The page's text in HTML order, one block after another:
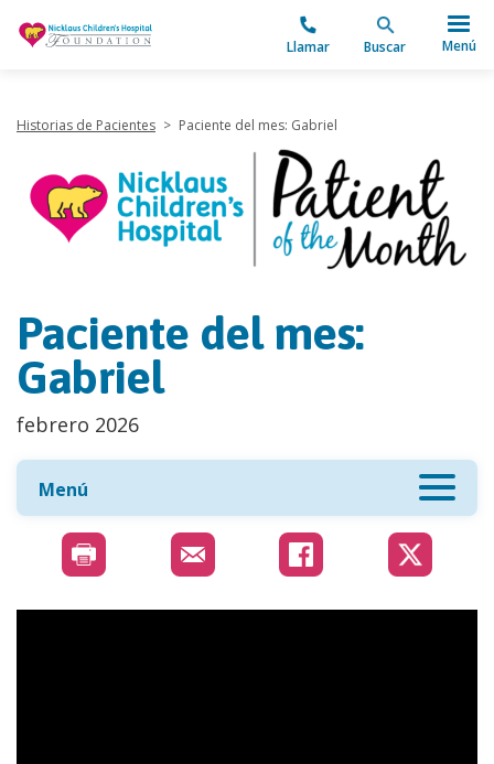
Llamar Buscar Menú
Historias de Pacientes > Paciente del mes: Gabriel
Paciente del mes:
Gabriel
febrero 2026
Menú